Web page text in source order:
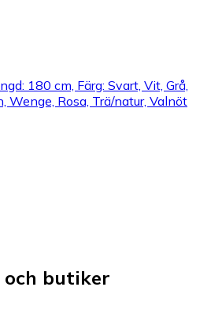
180 cm, Färg: Svart, Vit, Grå,
Wenge, Rosa, Trä/natur, Valnöt
och butiker